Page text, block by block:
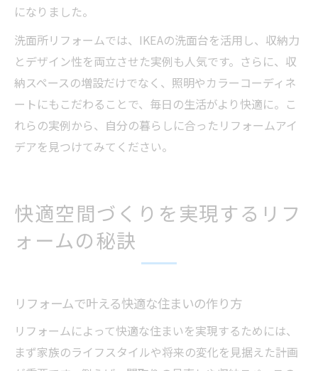
になりました。
洗面所リフォームでは、IKEAの洗面台を活用し、収納力
とデザイン性を両立させた実例も人気です。さらに、収
納スペースの増設だけでなく、照明やカラーコーディネ
ートにもこだわることで、毎日の生活がより快適に。こ
れらの実例から、自分の暮らしに合ったリフォームアイ
デアを見つけてみてください。
快適空間づくりを実現するリフ
ォームの秘訣
リフォームで叶える快適な住まいの作り方
リフォームによって快適な住まいを実現するためには、
まず家族のライフスタイルや将来の変化を見据えた計画